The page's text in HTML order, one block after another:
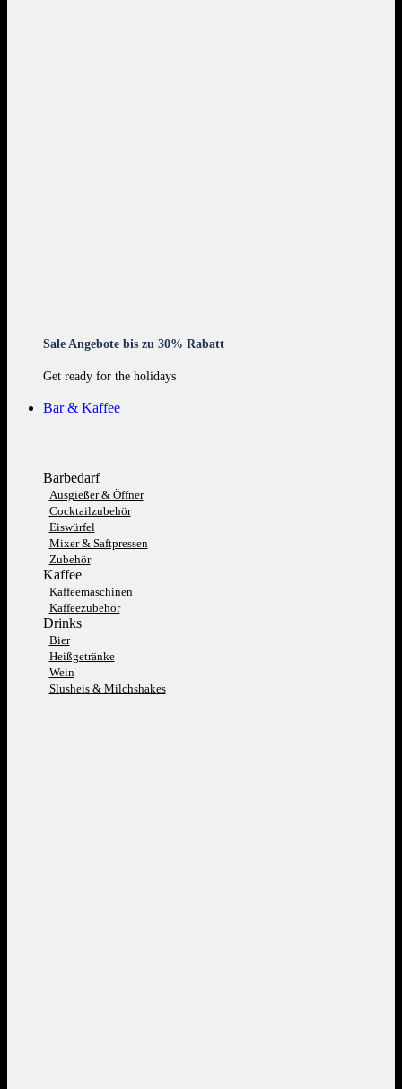
Sale Angebote bis zu 30% Rabatt
Get ready for the holidays
Bar & Kaffee
Barbedarf
Ausgießer & Öffner
Cocktailzubehör
Eiswürfel
Mixer & Saftpressen
Zubehör
Kaffee
Kaffeemaschinen
Kaffeezubehör
Drinks
Bier
Heißgetränke
Wein
Slusheis & Milchshakes